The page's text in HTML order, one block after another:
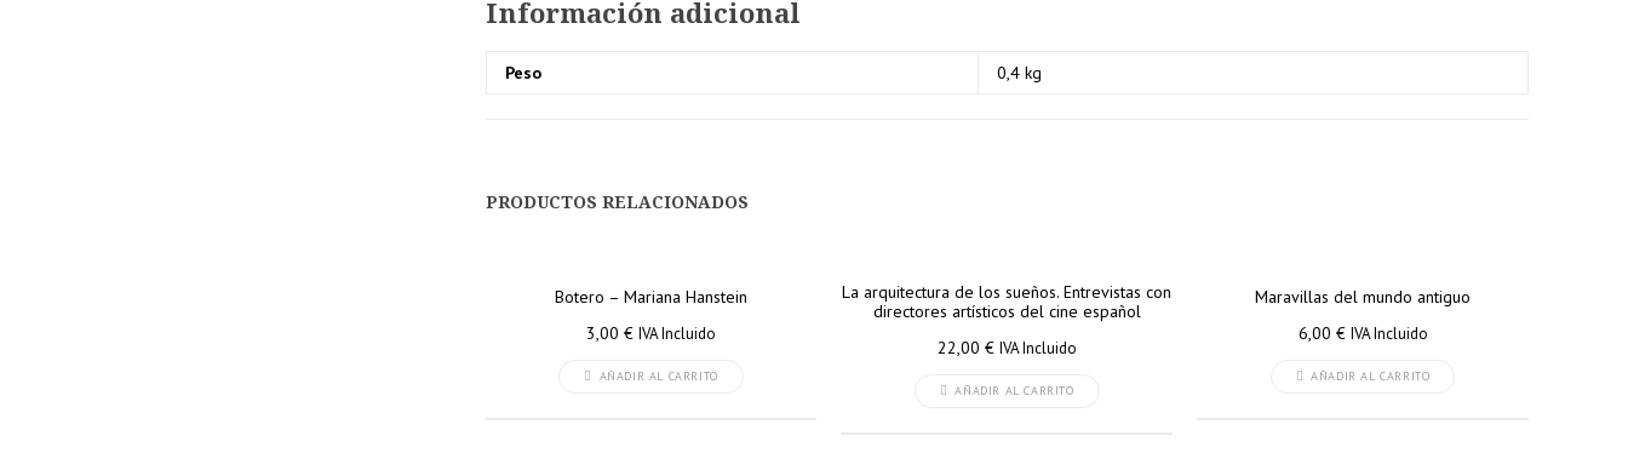
Información adicional
Peso 0,4 kg
PRODUCTOS RELACIONADOS
Botero – Mariana Hanstein
3,00 € IVA Incluido
AÑADIR AL CARRITO
La arquitectura de los sueños. Entrevistas con
directores artísticos del cine español
22,00 € IVA Incluido
AÑADIR AL CARRITO
Maravillas del mundo antiguo
6,00 € IVA Incluido
AÑADIR AL CARRITO